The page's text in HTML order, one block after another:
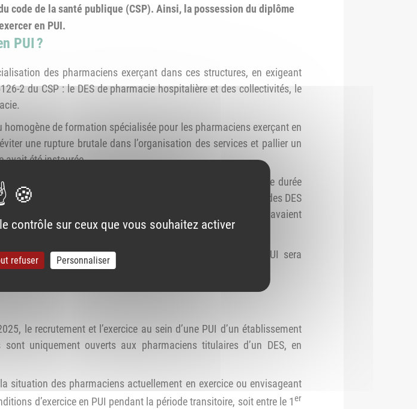
code de la santé publique (CSP). Ainsi, la possession du diplôme
en PUI.
PUI ?
des pharmaciens exerçant dans ces structures, en exigeant
2 du CSP : le DES de pharmacie hospitalière et des collectivités, le
de formation spécialisée pour les pharmaciens exerçant en
une rupture brutale dans l’organisation des services et pallier un
avait été instaurée.
à la date de publication du texte, d’un exercice en PUI d’une durée
années ont pu continuer à exercer, sans être titulaires d’un des DES
temps plein s’appliquait également aux pharmaciens qui avaient
le 1erjuin 2025, le paysage des conditions d’exercice en PUI sera
et notamment par l’article R. 5126-2 du CSP.
le recrutement et l’exercice au sein d’une PUI d’un établissement
uniquement ouverts aux pharmaciens titulaires d’un DES, en
situation des pharmaciens actuellement en exercice ou envisageant
d’exercice en PUI pendant la période transitoire, soit entre le 1er
contrôle sur ceux que vous souhaitez activer
refuser Personnaliser